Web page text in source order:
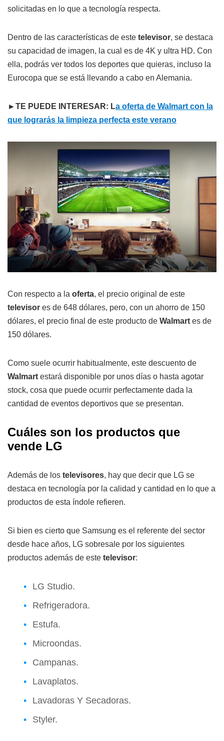
solicitadas en lo que a tecnología respecta.
Dentro de las características de este televisor, se destaca
su capacidad de imagen, la cual es de 4K y ultra HD. Con
ella, podrás ver todos los deportes que quieras, incluso la
Eurocopa que se está llevando a cabo en Alemania.
►TE PUEDE INTERESAR: La oferta de Walmart con la
que lograrás la limpieza perfecta este verano
Con respecto a la oferta, el precio original de este
televisor es de 648 dólares, pero, con un ahorro de 150
dólares, el precio final de este producto de Walmart es de
150 dólares.
Como suele ocurrir habitualmente, este descuento de
Walmart estará disponible por unos días o hasta agotar
stock, cosa que puede ocurrir perfectamente dada la
cantidad de eventos deportivos que se presentan.
Cuáles son los productos que
vende LG
Además de los televisores, hay que decir que LG se
destaca en tecnología por la calidad y cantidad en lo que a
productos de esta índole refieren.
Si bien es cierto que Samsung es el referente del sector
desde hace años, LG sobresale por los siguientes
productos además de este televisor:
LG Studio.
Refrigeradora.
Estufa.
Microondas.
Campanas.
Lavaplatos.
Lavadoras Y Secadoras.
Styler.